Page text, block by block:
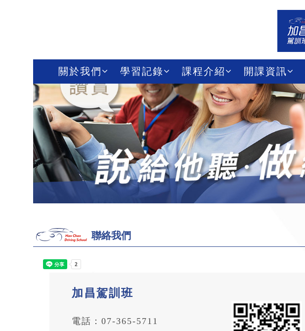
關於我們 學習記錄 課程介紹 開課資訊
聯絡我們
加昌駕訓班
電話： 07-365-5711